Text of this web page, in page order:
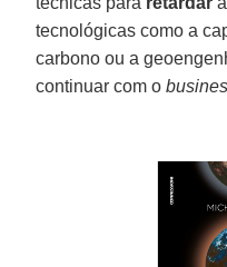
tecnológicas como a
carbono ou a
continuar com o